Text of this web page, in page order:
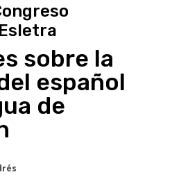
sobre la
español
de